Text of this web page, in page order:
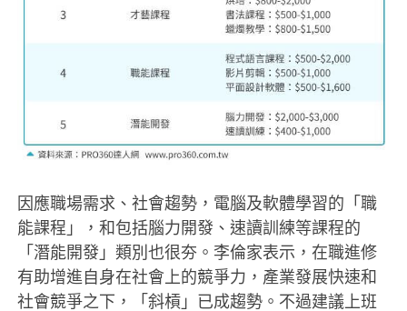
因應職場需求、社會趨勢，電腦及軟體學習的「職
能課程」，和包括腦力開發、速讀訓練等課程的
「潛能開發」類別也很夯。李倫家表示，在職進修
有助增進自身在社會上的競爭力，產業發展快速和
社會競爭之下，「斜槓」已成趨勢。不過建議上班